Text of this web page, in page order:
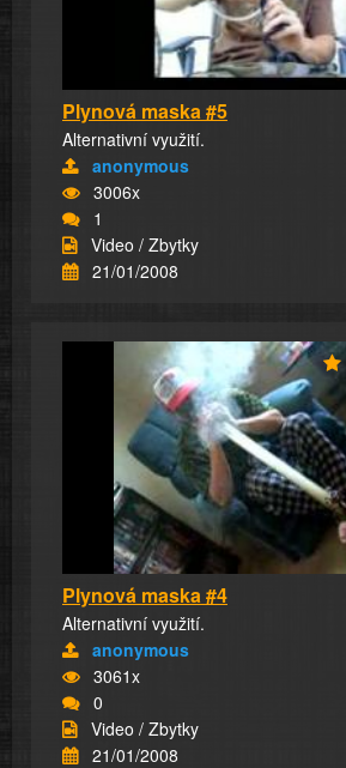
Plynová maska #5
Alternativní využití.
anonymous
3006x
1
Video / Zbytky
21/01/2008
Plynová maska #4
Alternativní využití.
anonymous
3061x
0
Video / Zbytky
21/01/2008